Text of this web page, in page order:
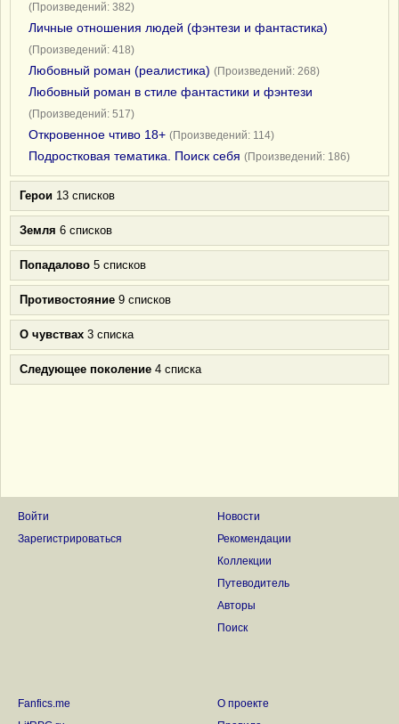
(Произведений: 382)
Личные отношения людей (фэнтези и фантастика)
(Произведений: 418)
Любовный роман (реалистика) (Произведений: 268)
Любовный роман в стиле фантастики и фэнтези
(Произведений: 517)
Откровенное чтиво 18+ (Произведений: 114)
Подростковая тематика. Поиск себя (Произведений: 186)
Герои 13 списков
Земля 6 списков
Попадалово 5 списков
Противостояние 9 списков
О чувствах 3 списка
Следующее поколение 4 списка
Войти
Зарегистрироваться
Новости
Рекомендации
Коллекции
Путеводитель
Авторы
Поиск
Fanfics.me
О проекте